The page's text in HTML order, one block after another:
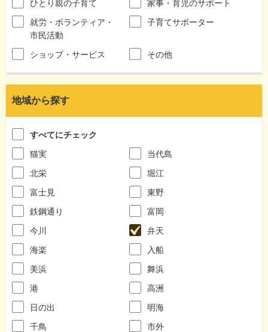
ひとり親の子育て
家事・育児のサポート
就労・ボランティア・
市民活動
子育てサポーター
ショップ・サービス その他
地域から探す
すべてにチェック
猫実
当代島
北栄
堀江
富士見
東野
鉄鋼通り
富岡
今川
弁天
海楽
入船
美浜
舞浜
港
高洲
日の出
明海
千鳥
市外